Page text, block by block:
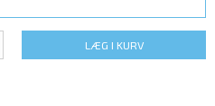
LÆG I KURV